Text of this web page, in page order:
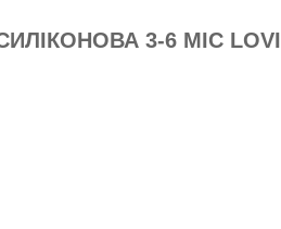
3-6 МІС LOVI